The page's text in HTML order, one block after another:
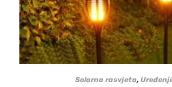
Solarna rasvjeta,